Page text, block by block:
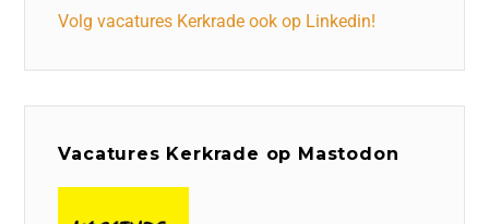
Volg vacatures Kerkrade ook op Linkedin!
Vacatures Kerkrade op Mastodon